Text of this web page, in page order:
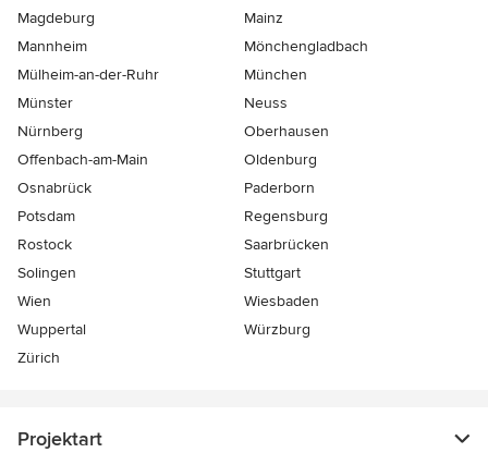
Magdeburg
Mainz
Mannheim
Mönchen­gladbach
Mülheim-an-der-Ruhr
München
Münster
Neuss
Nürnberg
Oberhausen
Offenbach-am-Main
Oldenburg
Osnabrück
Paderborn
Potsdam
Regensburg
Rostock
Saarbrücken
Solingen
Stuttgart
Wien
Wiesbaden
Wuppertal
Würzburg
Zürich
Projektart